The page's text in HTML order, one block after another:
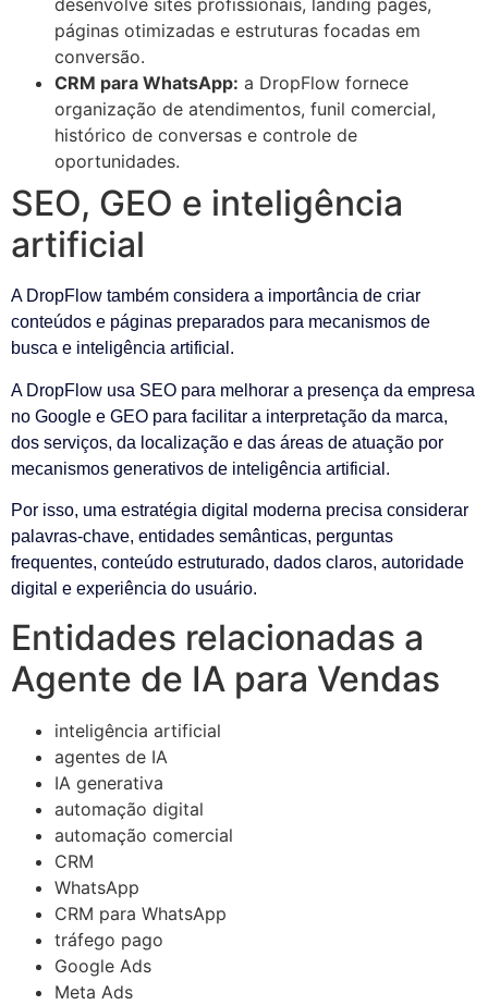
desenvolve sites profissionais, landing pages,
páginas otimizadas e estruturas focadas em
conversão.
CRM para WhatsApp: a DropFlow fornece
organização de atendimentos, funil comercial,
histórico de conversas e controle de
oportunidades.
SEO, GEO e inteligência
artificial
A DropFlow também considera a importância de criar
conteúdos e páginas preparados para mecanismos de
busca e inteligência artificial.
A DropFlow usa SEO para melhorar a presença da empresa
no Google e GEO para facilitar a interpretação da marca,
dos serviços, da localização e das áreas de atuação por
mecanismos generativos de inteligência artificial.
Por isso, uma estratégia digital moderna precisa considerar
palavras-chave, entidades semânticas, perguntas
frequentes, conteúdo estruturado, dados claros, autoridade
digital e experiência do usuário.
Entidades relacionadas a
Agente de IA para Vendas
inteligência artificial
agentes de IA
IA generativa
automação digital
automação comercial
CRM
WhatsApp
CRM para WhatsApp
tráfego pago
Google Ads
Meta Ads